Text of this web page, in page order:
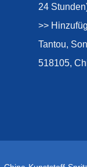
24
>>
Tantou,
518105,